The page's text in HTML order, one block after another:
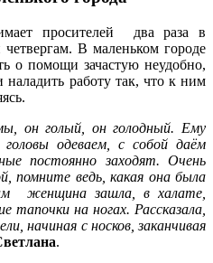
просителей два раза в
В маленьком городе
о помощи зачастую неудобно,
наладить работу так, что к ним
он голый, он голодный. Ему
одеваем, с собой даём
постоянно заходят. Очень
помните ведь, какая она была
женщина зашла, в халате,
тапочки на ногах. Рассказала,
начиная с носков, заканчивая
.